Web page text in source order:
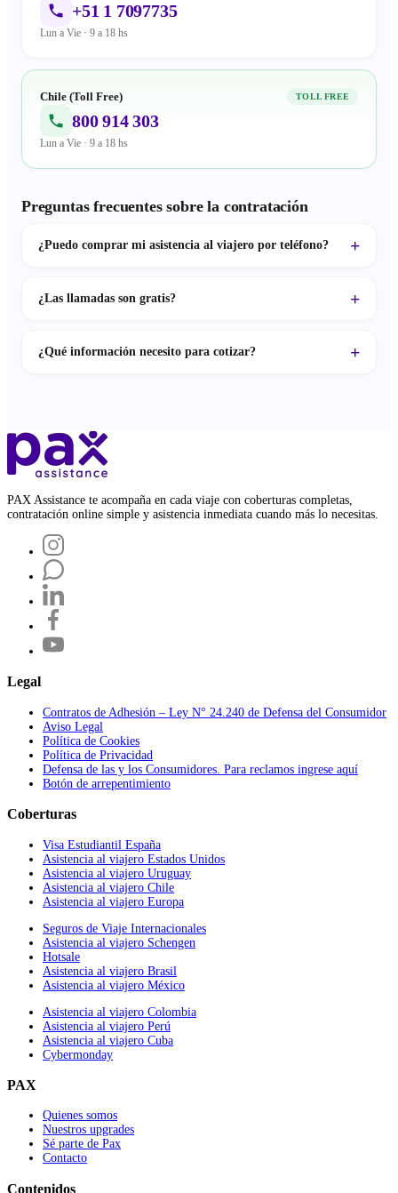
+51 1 7097735
Lun a Vie · 9 a 18 hs
Chile (Toll Free) TOLL FREE
800 914 303
Lun a Vie · 9 a 18 hs
Preguntas frecuentes sobre la contratación
¿Puedo comprar mi asistencia al viajero por teléfono?
¿Las llamadas son gratis?
¿Qué información necesito para cotizar?
PAX Assistance te acompaña en cada viaje con coberturas completas,
contratación online simple y asistencia inmediata cuando más lo necesitas.
Legal
Contratos de Adhesión – Ley N° 24.240 de Defensa del Consumidor
Aviso Legal
Política de Cookies
Política de Privacidad
Defensa de las y los Consumidores. Para reclamos ingrese aquí
Botón de arrepentimiento
Coberturas
Visa Estudiantil España
Asistencia al viajero Estados Unidos
Asistencia al viajero Uruguay
Asistencia al viajero Chile
Asistencia al viajero Europa
Seguros de Viaje Internacionales
Asistencia al viajero Schengen
Hotsale
Asistencia al viajero Brasil
Asistencia al viajero México
Asistencia al viajero Colombia
Asistencia al viajero Perú
Asistencia al viajero Cuba
Cybermonday
PAX
Quienes somos
Nuestros upgrades
Sé parte de Pax
Contacto
Contenidos